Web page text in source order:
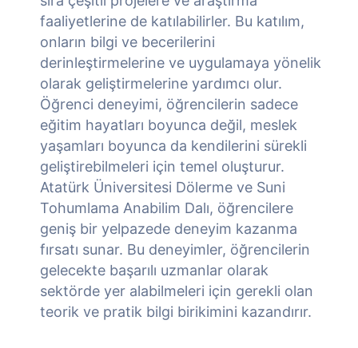
faaliyetlerine de katılabilirler. Bu katılım,
onların bilgi ve becerilerini
derinleştirmelerine ve uygulamaya yönelik
olarak geliştirmelerine yardımcı olur.
Öğrenci deneyimi, öğrencilerin sadece
eğitim hayatları boyunca değil, meslek
yaşamları boyunca da kendilerini sürekli
geliştirebilmeleri için temel oluşturur.
Atatürk Üniversitesi Dölerme ve Suni
Tohumlama Anabilim Dalı, öğrencilere
geniş bir yelpazede deneyim kazanma
fırsatı sunar. Bu deneyimler, öğrencilerin
gelecekte başarılı uzmanlar olarak
sektörde yer alabilmeleri için gerekli olan
teorik ve pratik bilgi birikimini kazandırır.